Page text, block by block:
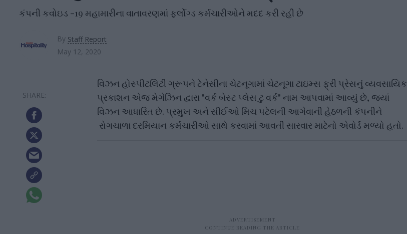
કંપની કવોઇડ -19 મહામારીના વાતાવરણમાં ફર્લોગ્ડ કર્મચારીઓને મદદ કરી રહી છે
By Staff Report
May 12, 2020
વિઝન હોસ્પીટલિટી ગ્રૂપને ટેનેસીના ચેટનૂગામાં ચેટનૂગા ટાઇમ્સ ફ્રી પ્રેસનું વ્યવસાયિક
પ્રકાશન એજ મેગેઝિન દ્વારા "વર્ક બેસ્ટ પ્લેસ ટુ વર્ક" નામ આપવામાં આવ્યું છે, જ્યાં
વિઝન આધારિત છે. પ્રમુખ અને સીઈઓ મિચ પટેલની આગેવાની હેઠળની કંપનીને
રોગચાળા દરમિયાન કર્મચારીઓ સાથે કરવામાં આવતી સારવાર માટેનો એવોર્ડ મળ્યો હતો.